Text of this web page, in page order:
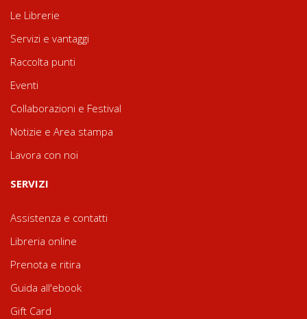
Le Librerie
Servizi e vantaggi
Raccolta punti
Eventi
Collaborazioni e Festival
Notizie e Area stampa
Lavora con noi
SERVIZI
Assistenza e contatti
Libreria online
Prenota e ritira
Guida all'ebook
Gift Card